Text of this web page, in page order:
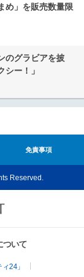
め」を販売数量限
のグラビアを披
ー！」
免責事項
Reserved.
ついて
24」